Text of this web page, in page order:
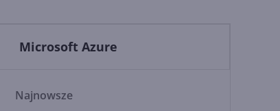
Microsoft Azure
Najnowsze